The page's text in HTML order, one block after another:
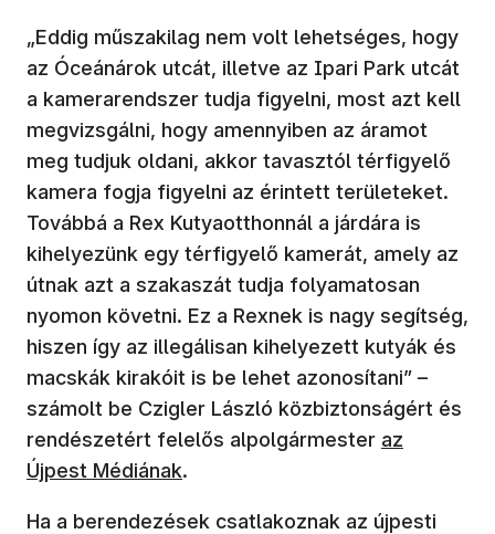
„Eddig műszakilag nem volt lehetséges, hogy
az Óceánárok utcát, illetve az Ipari Park utcát
a kamerarendszer tudja figyelni, most azt kell
megvizsgálni, hogy amennyiben az áramot
meg tudjuk oldani, akkor tavasztól térfigyelő
kamera fogja figyelni az érintett területeket.
Továbbá a Rex Kutyaotthonnál a járdára is
kihelyezünk egy térfigyelő kamerát, amely az
útnak azt a szakaszát tudja folyamatosan
nyomon követni. Ez a Rexnek is nagy segítség,
hiszen így az illegálisan kihelyezett kutyák és
macskák kirakóit is be lehet azonosítani” –
számolt be Czigler László közbiztonságért és
rendészetért felelős alpolgármester (új
az
Újpest Médiának.
Ha a berendezések csatlakoznak az újpesti